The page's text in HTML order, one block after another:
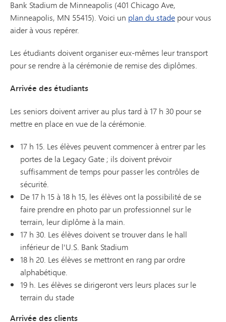
Bank Stadium de Minneapolis (401 Chicago Ave,
Minneapolis, MN 55415). Voici un plan du stade pour vous
aider à vous repérer.
Les étudiants doivent organiser eux-mêmes leur transport
pour se rendre à la cérémoniede remise des diplômes.
Arrivée des étudiants
Les seniors doivent arriver au plus tard à 17 h 30 pour se
mettre en place en vue de la cérémonie.
17 h 15. Les élèves peuvent commencer à entrer par les
portes de la Legacy Gate ; ils doivent prévoir
suffisamment de temps pour passer les contrôles de
sécurité.
De 17 h 15 à 18 h 15, les élèves ont la possibilité de se
faire prendre en photo par un professionnel sur le
terrain, leur diplôme à la main.
17 h 30. Les élèves doivent se trouver dans le hall
inférieur de l'U.S. Bank Stadium
18 h 20. Les élèves se mettront en rang par ordre
alphabétique.
19 h. Les élèves se dirigeront vers leurs places sur le
terrain du stade
Arrivée des clients